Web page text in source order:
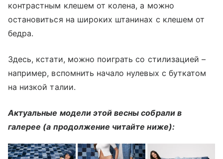
контрастным клешем от колена, а можно
остановиться на широких штанинах с клешем от
бедра.
Здесь, кстати, можно поиграть со стилизацией –
например, вспомнить начало нулевых с буткатом
на низкой талии.
Актуальные модели этой весны собрали в
галерее (а продолжение читайте ниже):